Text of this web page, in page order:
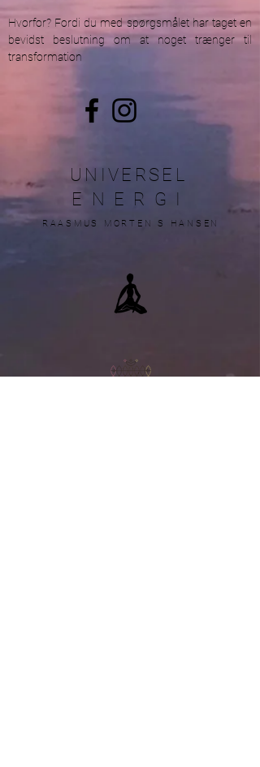
Hvorfor? Fordi du med spørgsmålet har taget en
bevidst beslutning om at noget trænger til
transformation
UNIVERSEL
ENERGI
RAASMUS MORTEN S HANSEN